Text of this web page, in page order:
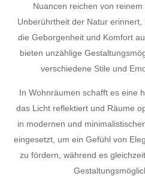
Nuancen reichen von
Unberührtheit der Natur erinnert,
die Geborgenheit und Komfort
bieten unzählige
verschiedene Stile und
In Wohnräumen schafft es eine
das Licht reflektiert und Räume
in modernen und
eingesetzt, um ein Gefühl von
zu fördern, während es